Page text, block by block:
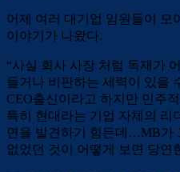
어제 여러 대기업 임원들이 모
이야기가 나왔다.
“사실 회사 사장 처럼 독재가
들거나 비판하는 세력이 있을
CEO출신이라고 하지만 민주
특히 현대라는 기업 자체의 리
면을 발견하기 힘든데…MB가
없었던 것이 어떻게 보면 당연